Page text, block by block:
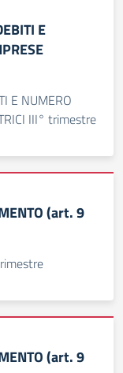
E
E NUMERO
III° trimestre
(art. 9
(art. 9